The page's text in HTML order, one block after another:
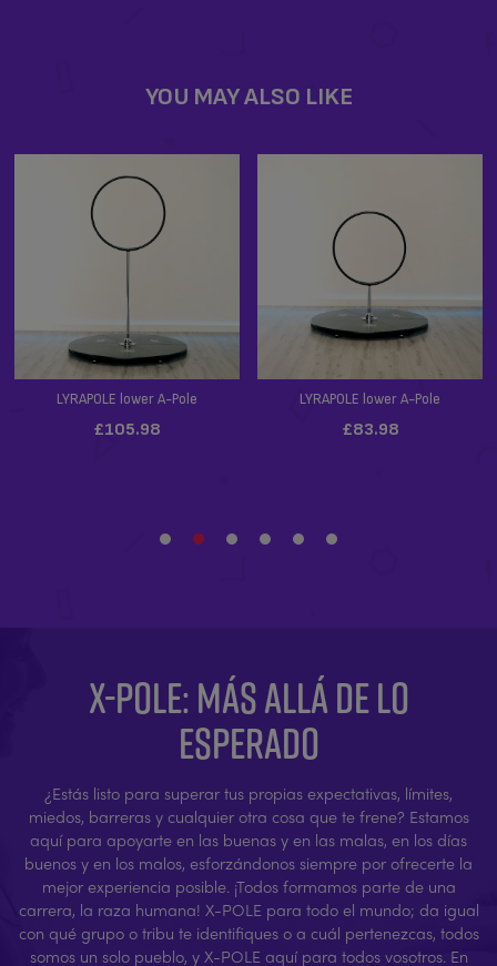
X-POLE: MÁS ALLÁ DE LO
ESPERADO
¿Estás listo para superar tus propias expectativas, límites,
miedos, barreras y cualquier otra cosa que te frene? Estamos
aquí para apoyarte en las buenas y en las malas, en los días
buenos y en los malos, esforzándonos siempre por ofrecerte la
mejor experiencia posible. ¡Todos formamos parte de una
carrera, la raza humana! X-POLE para todo el mundo; da igual
con qué grupo o tribu te identifiques o a cuál pertenezcas, todos
somos un solo pueblo, y X-POLE aquí para todos vosotros. En